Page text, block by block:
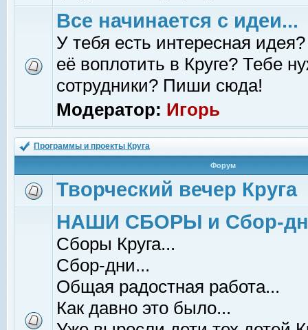
Все начинается с идеи...
У тебя есть интересная
её воплотить в Круге? Тебе
сотрудники? Пиши сюда!
Модератор: Игорь
Программы и проекты Круга
Форум
Творческий вечер Круга
НАШИ СБОРЫ и Сбор-
Сборы Круга...
Сбор-дни...
Общая радостная работа...
Как давно это было...